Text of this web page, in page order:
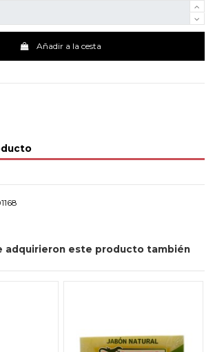
Añadir a la cesta
adquirieron este producto también